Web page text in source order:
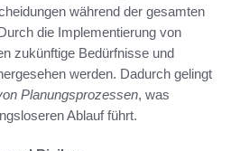
während der gesamten
die Implementierung von
zukünftige Bedürfnisse und
werden. Dadurch gelingt
Planungsprozessen, was
Ablauf führt.